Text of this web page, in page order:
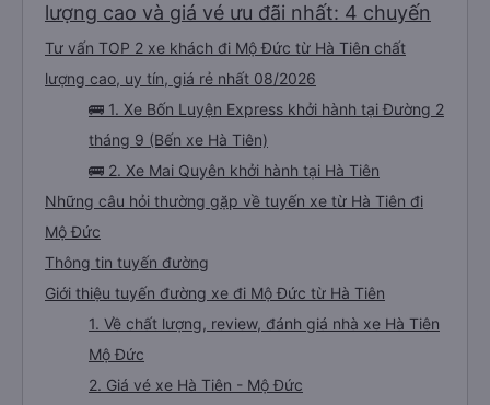
lượng cao và giá vé ưu đãi nhất: 4 chuyến
Tư vấn TOP 2 xe khách đi Mộ Đức từ Hà Tiên chất
lượng cao, uy tín, giá rẻ nhất 08/2026
🚌 1. Xe Bốn Luyện Express khởi hành tại Đường 2
tháng 9 (Bến xe Hà Tiên)
🚌 2. Xe Mai Quyên khởi hành tại Hà Tiên
Những câu hỏi thường gặp về tuyến xe từ Hà Tiên đi
Mộ Đức
Thông tin tuyến đường
Giới thiệu tuyến đường xe đi Mộ Đức từ Hà Tiên
1. Về chất lượng, review, đánh giá nhà xe Hà Tiên
Mộ Đức
2. Giá vé xe Hà Tiên - Mộ Đức